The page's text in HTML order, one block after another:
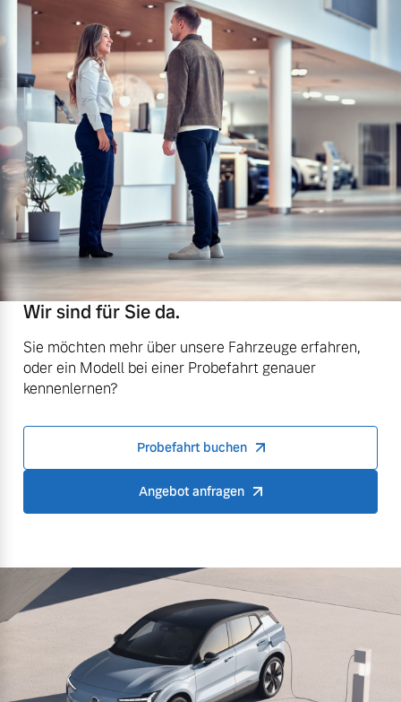
Wir sind für Sie da.
Sie möchten mehr über unsere Fahrzeuge erfahren,
oder ein Modell bei einer Probefahrt genauer
kennenlernen?
Probefahrt buchen
Angebot anfragen